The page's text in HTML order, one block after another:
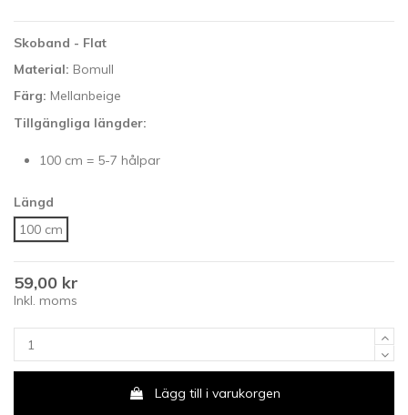
Skoband - Flat
Material: Bomull
Färg: Mellanbeige
Tillgängliga längder:
100 cm = 5-7 hålpar
Längd
100 cm
59,00 kr
Inkl. moms
Lägg till i varukorgen